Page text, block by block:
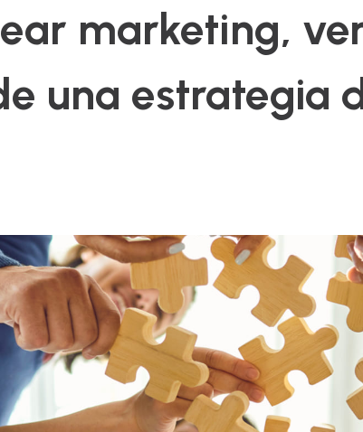
marketing,
una estrategia